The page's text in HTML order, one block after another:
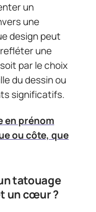
un
une
design peut
une
par le choix
du dessin ou
significatifs.
en prénom
ou côte, que
tatouage
un cœur ?